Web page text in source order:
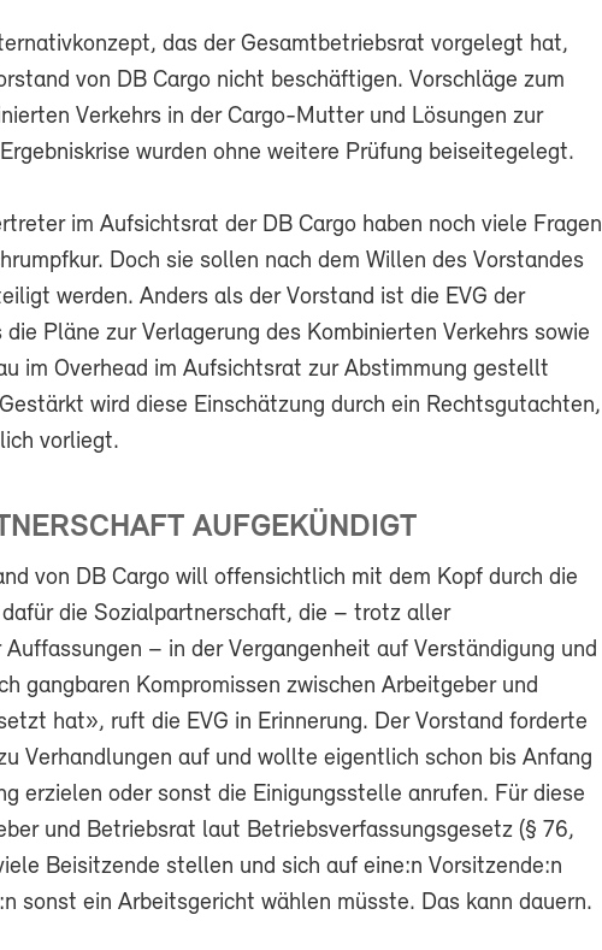
das der Gesamtbetriebsrat vorgelegt hat,
von DB Cargo nicht beschäftigen. Vorschläge zum
Verkehrs in der Cargo-Mutter und Lösungen zur
wurden ohne weitere Prüfung beiseitegelegt.
im Aufsichtsrat der DB Cargo haben noch viele Fragen
Doch sie sollen nach dem Willen des Vorstandes
werden. Anders als der Vorstand ist die EVG der
Pläne zur Verlagerung des Kombinierten Verkehrs sowie
im Overhead im Aufsichtsrat zur Abstimmung gestellt
wird diese Einschätzung durch ein Rechtsgutachten,
vorliegt.
AUFGEKÜNDIGT
von DB Cargo will offensichtlich mit dem Kopf durch die
die Sozialpartnerschaft, die – trotz aller
– in der Vergangenheit auf Verständigung und
gangbaren Kompromissen zwischen Arbeitgeber und
hat», ruft die EVG in Erinnerung. Der Vorstand forderte
Verhandlungen auf und wollte eigentlich schon bis Anfang
erzielen oder sonst die Einigungsstelle anrufen. Für diese
und Betriebsrat laut Betriebsverfassungsgesetz (§ 76,
Beisitzende stellen und sich auf eine:n Vorsitzende:n
sonst ein Arbeitsgericht wählen müsste. Das kann dauern.